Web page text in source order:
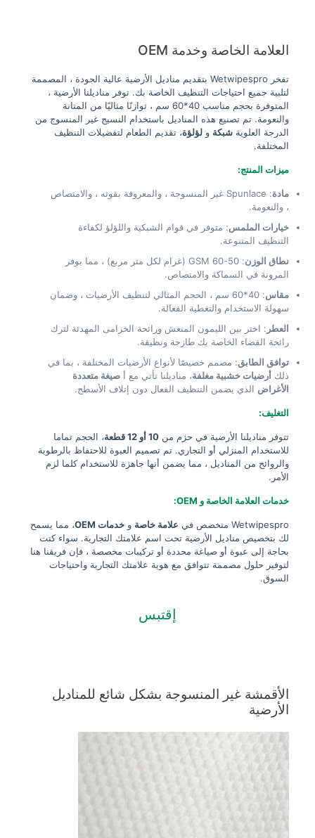
العلامة الخاصة وخدمة OEM
تفخر Wetwipespro بتقديم مناديل الأرضية عالية الجودة ، المصممة
لتلبية جميع احتياجات التنظيف الخاصة بك. توفر مناديلنا الأرضية ،
المتوفرة بحجم مناسب 40*60 سم ، توازنًا مثاليًا من المتانة
والنعومة. تم تصنيع هذه المناديل باستخدام النسيج غير المنسوج من
الدرجة العلوية شبكة و لؤلؤة، تقديم الطعام لتفضيلات التنظيف
المختلفة.
ميزات المنتج:
مادة
: Spunlace غير المنسوجة ، والمعروفة بقوته ، والامتصاص
، والنعومة.
خيارات الملمس: متوفر في قوام الشبكية واللؤلؤ لكفاءة
التنظيف المتنوعة.
نطاق الوزن
: 50-60 GSM (غرام لكل متر مربع) ، مما يوفر
المرونة في السماكة والامتصاص.
مقاس
: 40*60 سم ، الحجم المثالي لتنظيف الأرضيات ، وضمان
سهولة الاستخدام والتغطية الفعالة.
العطر : اختر بين الليمون المنعش ورائحة الخزامى المهدئة لترك
رائحة الفضاء الخاصة بك طازجة ونظيفة.
توافق الطابق: مصمم خصيصًا لأنواع الأرضيات المختلفة ، بما في
ذلك أرضيات خشبية مغلفة، مناديلنا تأتي مع أ صيغة متعددة
الأغراض الذي يضمن التنظيف الفعال دون إتلاف الأسطح.
التغليف:
تتوفر مناديلنا الأرضية في حزم من 10 أو 12 قطعة
، الحجم تماما
للاستخدام المنزلي أو التجاري. تم تصميم العبوة للاحتفاظ بالرطوبة
والروائح من المناديل ، مما يضمن أنها جاهزة للاستخدام كلما لزم
الأمر.
خدمات العلامة الخاصة و OEM:
Wetwipespro متخصص في علامة خاصة و خدمات OEM
، مما يسمح
لك بتخصيص مناديل الأرضية تحت اسم علامتك التجارية. سواء كنت
بحاجة إلى عبوة أو صياغة محددة أو تركيبات مخصصة ، فإن فريقنا هنا
لتوفير حلول مصممة تتوافق مع هوية علامتك التجارية واحتياجات
السوق.
إقتبس
الأقمشة غير المنسوجة بشكل شائع للمناديل
الأرضية